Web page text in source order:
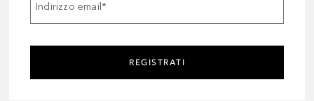
Indirizzo email*
REGISTRATI